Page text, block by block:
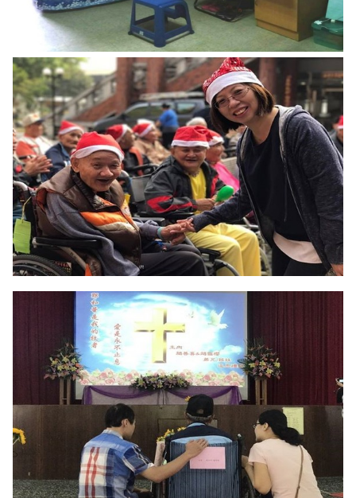
兒少權益專區
社區照顧服務
香揚日間照顧中心
機構喘息服務
家屬照顧者支持服務
悅齡學苑(社區安心幸福學堂)
長青學苑 社區照顧關懷據點(南老據點)
托嬰中心
醫療保健服務
預防保健
醫療保健
健康衛教
智慧科技照顧